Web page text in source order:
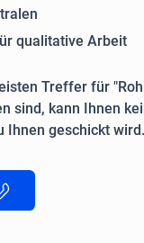
qualitative Arbeit
Treffer für
sind, kann Ihnen
Ihnen geschickt wird.